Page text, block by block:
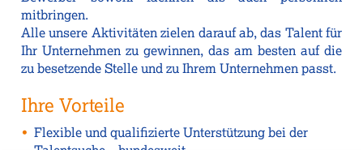
mitbringen.
Alle unsere Aktivitäten zielen darauf ab, das Talent für
Ihr Unternehmen zu gewinnen, das am besten auf die
zu besetzende Stelle und zu Ihrem Unternehmen passt.
Ihre Vorteile
Flexible und qualifizierte Unterstützung bei der